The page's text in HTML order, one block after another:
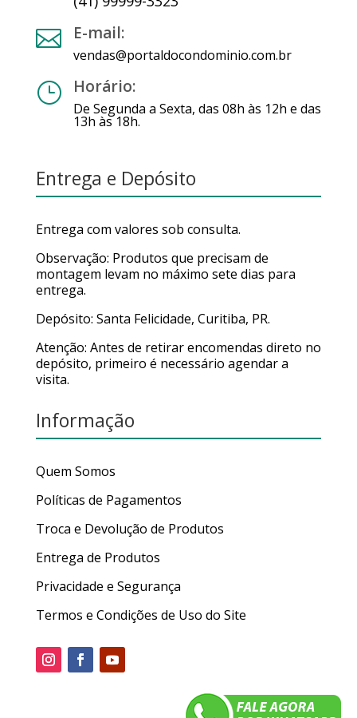
 E-mail:
vendas@portaldocondominio.com.br
} Horário:
De Segunda a Sexta, das 08h às 12h e das
13h às 18h.
Entrega e Depósito
Entrega com valores sob consulta.
Observação: Produtos que precisam de
montagem levam no máximo sete dias para
entrega.
Depósito: Santa Felicidade, Curitiba, PR.
Atenção: Antes de retirar encomendas direto no
depósito, primeiro é necessário agendar a
visita.
Informação
Quem Somos
Políticas de Pagamentos
Troca e Devolução de Produtos
Entrega de Produtos
Privacidade e Segurança
Termos e Condições de Uso do Site